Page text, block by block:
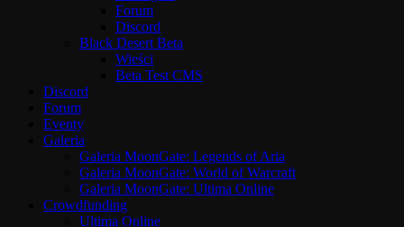
Forum
Discord
Black Desert Beta
Wieści
Beta Test CMS
Discord
Forum
Eventy
Galeria
Galeria MoonGate: Legends of Aria
Galeria MoonGate: World of Warcraft
Galeria MoonGate: Ultima Online
Crowdfunding
Ultima Online